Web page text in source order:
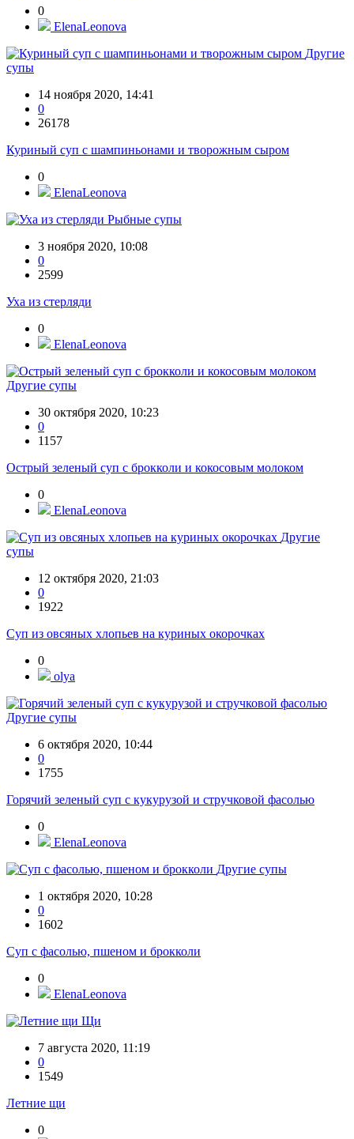
0
ElenaLeonova
Другие
супы
14 ноября 2020, 14:41
0
26178
Куриный суп с шампиньонами и творожным сыром
0
ElenaLeonova
Рыбные супы
3 ноября 2020, 10:08
0
2599
Уха из стерляди
0
ElenaLeonova
Другие супы
30 октября 2020, 10:23
0
1157
Острый зеленый суп с брокколи и кокосовым молоком
0
ElenaLeonova
Другие
супы
12 октября 2020, 21:03
0
1922
Суп из овсяных хлопьев на куриных окорочках
0
olya
Другие супы
6 октября 2020, 10:44
0
1755
Горячий зеленый суп с кукурузой и стручковой фасолью
0
ElenaLeonova
Другие супы
1 октября 2020, 10:28
0
1602
Суп с фасолью, пшеном и брокколи
0
ElenaLeonova
Щи
7 августа 2020, 11:19
0
1549
Летние щи
0